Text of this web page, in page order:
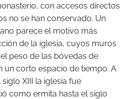
con accesos directos
no se han conservado. Un
parece el motivo más
de la iglesia, cuyos muros
peso de las bóvedas de
un corto espacio de tiempo. A
XIII la iglesia fue
como ermita hasta el siglo